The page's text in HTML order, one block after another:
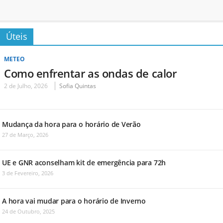
Úteis
METEO
Como enfrentar as ondas de calor
2 de Julho, 2026 Sofia Quintas
Mudança da hora para o horário de Verão
27 de Março, 2026
UE e GNR aconselham kit de emergência para 72h
3 de Fevereiro, 2026
A hora vai mudar para o horário de Inverno
24 de Outubro, 2025